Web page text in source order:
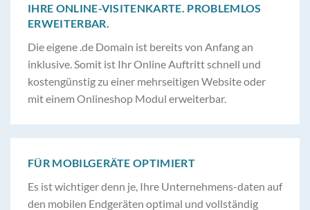
IHRE ONLINE-VISITENKARTE. PROBLEMLOS
ERWEITERBAR.
Die eigene .de Domain ist bereits von Anfang an
inklusive. Somit ist Ihr Online Auftritt schnell und
kostengünstig zu einer mehrseitigen Website oder
mit einem Onlineshop Modul erweiterbar.
FÜR MOBILGERÄTE OPTIMIERT
Es ist wichtiger denn je, Ihre Unternehmens-daten auf
den mobilen Endgeräten optimal und vollständig